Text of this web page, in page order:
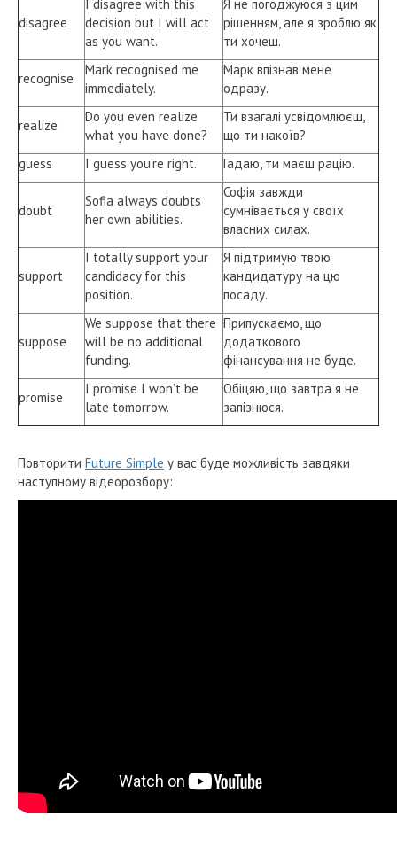
disagree
I disagree with this
decision but I will act
as you want.
Я не погоджуюся з цим
рішенням, але я зроблю як
ти хочеш.
recognise
Mark recognised me
immediately.
Марк впізнав мене
одразу.
realize
Do you even realize
what you have done?
Ти взагалі усвідомлюєш,
що ти накоїв?
guess
I guess you’re right. Гадаю, ти маєш рацію.
doubt
Sofia always doubts
her own abilities.
Софія завжди
сумнівається у своїх
власних силах.
support
I totally support your
candidacy for this
position.
Я підтримую твою
кандидатуру на цю
посаду.
suppose
We suppose that there
will be no additional
funding.
Припускаємо, що
додаткового
фінансування не буде.
promise
I promise I won’t be
late tomorrow.
Обіцяю, що завтра я не
запізнюся.
Повторити Future Simple у вас буде можливість завдяки
наступному відеорозбору: